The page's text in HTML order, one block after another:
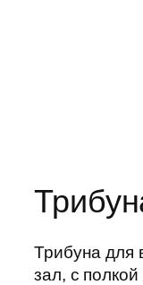
Трибуна для
зал, с